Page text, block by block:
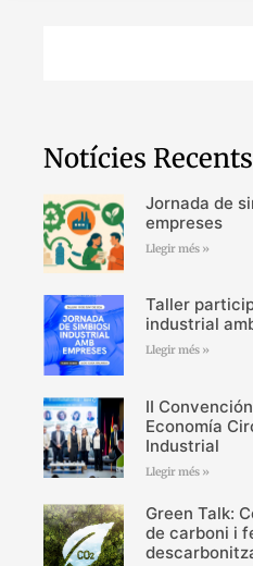
Notícies Recents
Jornada de
empreses
Llegir més »
Taller
industrial
Llegir més »
II
Economía
Industrial
Llegir més »
Green Talk:
de carboni i